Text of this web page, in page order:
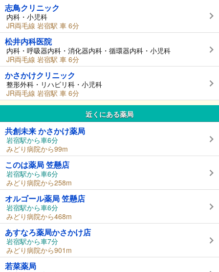
志鳥クリニック
内科・小児科
JR両毛線 岩宿駅 車 6分
松井内科医院
内科・呼吸器内科・消化器内科・循環器内科・小児科
JR両毛線 岩宿駅 車 6分
かさかけクリニック
整形外科・リハビリ科・小児科
JR両毛線 岩宿駅 車 6分
近くにある薬局
共創未来 かさかけ薬局
岩宿駅から車6分
みどり病院から99m
このは薬局 笠懸店
岩宿駅から車6分
みどり病院から258m
オルゴール薬局 笠懸店
岩宿駅から車6分
みどり病院から468m
あすなろ薬局かさかけ店
岩宿駅から車7分
みどり病院から901m
若菜薬局